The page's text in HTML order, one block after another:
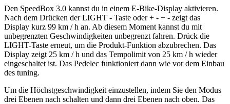
Den SpeedBox 3.0 kannst du in einem E-Bike-Display aktivieren.
Nach dem Drücken der LIGHT - Taste oder+ - + - zeigt das
Display kurz 99 km / h an. Ab diesem Moment kannst du mit
unbegrenzten Geschwindigkeiten unbegrenzt fahren. Drück die
LIGHT-Taste erneut, um die Produkt-Funktion abzubrechen. Das
Display zeigt 25 km / h und das Tempolimit von 25 km / h wieder
eingeschaltet ist. Das Pedelec funktioniert dann wie vor dem Einbau
des tuning.
Um die Höchstgeschwindigkeit einzustellen, indem Sie den Modus
drei Ebenen nach schalten und dann drei Ebenen nach oben. Das